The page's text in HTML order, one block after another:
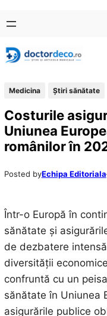
conținut
content
Medicina Ştiri sănătate
Costurile
Uniunea
românilor în
Posted byEchipa Editoriala
Într-o Europă în
sănătate și
de dezbatere
diversității
confruntă cu un
sănătate în Uniunea
asigurările publice